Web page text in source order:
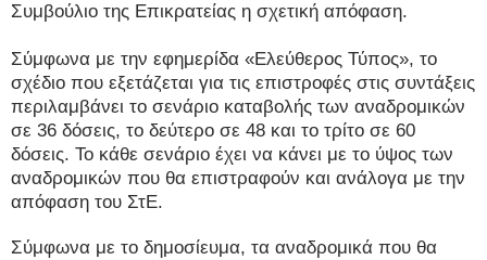
Συμβούλιο της Επικρατείας η σχετική απόφαση.
Σύμφωνα με την εφημερίδα «Ελεύθερος Τύπος», το
σχέδιο που εξετάζεται για τις επιστροφές στις συντάξεις
περιλαμβάνει το σενάριο καταβολής των αναδρομικών
σε 36 δόσεις, το δεύτερο σε 48 και το τρίτο σε 60
δόσεις. Το κάθε σενάριο έχει να κάνει με το ύψος των
αναδρομικών που θα επιστραφούν και ανάλογα με την
απόφαση του ΣτΕ.
Σύμφωνα με το δημοσίευμα, τα αναδρομικά που θα